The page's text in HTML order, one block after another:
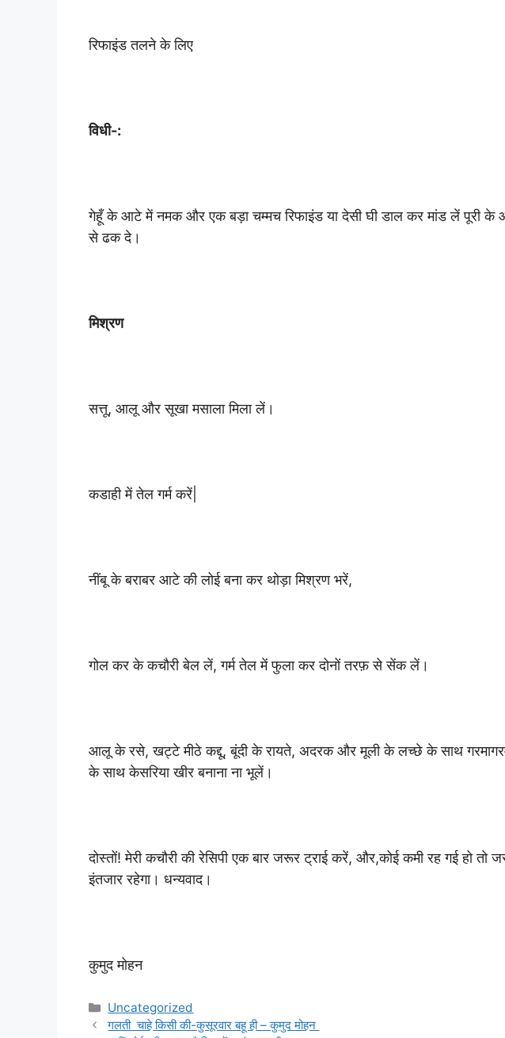
रिफाइंड तलने के लिए
विधी-:
गेहूँ के आटे में नमक और एक बड़ा चम्मच रिफाइंड या देसी घी डाल कर मांड लें पूरी
से ढक दे।
मिश्रण
सत्तू, आलू और सूखा मसाला मिला लें।
कडाही में तेल गर्म करें|
नींबू के बराबर आटे की लोई बना कर थोड़ा मिश्रण भरें,
गोल कर के कचौरी बेल लें, गर्म तेल में फुला कर दोनों तरफ़ से सेंक लें।
आलू के रसे, खट्टे मीठे कद्दू, बूंदी के रायते, अदरक और मूली के लच्छे के साथ
के साथ केसरिया खीर बनाना ना भूलें।
दोस्तों! मेरी कचौरी की रेसिपी एक बार जरूर ट्राई करें, और,कोई कमी रह गई हो
इंतजार रहेगा। धन्यवाद।
कुमुद मोहन
Categories
Uncategorized
गलती चाहे किसी की-कुसूरवार बहू ही – कुमुद मोहन